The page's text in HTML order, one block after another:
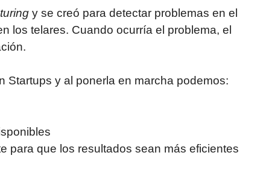
y se creó para detectar problemas en el
los telares. Cuando ocurría el problema, el
Startups y al ponerla en marcha podemos:
para que los resultados sean más eficientes